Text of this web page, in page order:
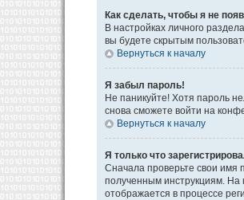
Как сделать, чтобы я не
В настройках личного
вы будете скрытым
Вернуться к началу
Я забыл пароль!
Не паникуйте! Хотя пароль
снова сможете войти на
Вернуться к началу
Я только что
Сначала проверьте свои имя
полученным инструкциям. На
отображается в процессе